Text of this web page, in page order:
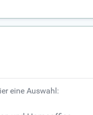
eine Auswahl: